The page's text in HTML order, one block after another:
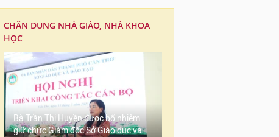
CHÂN DUNG NHÀ GIÁO, NHÀ KHOA
HỌC
Bà Trần Thị Huyền được bổ nhiệm
giữ chức Giám đốc Sở Giáo dục và